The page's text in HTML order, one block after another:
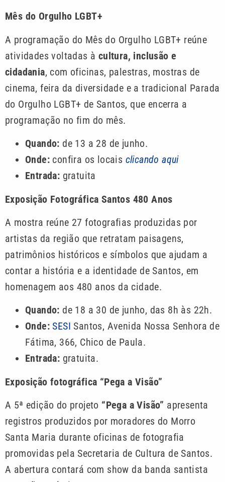
Mês do Orgulho LGBT+
A programação do Mês do Orgulho LGBT+ reúne
atividades voltadas à cultura, inclusão e
cidadania, com oficinas, palestras, mostras de
cinema, feira da diversidade e a tradicional Parada
do Orgulho LGBT+ de Santos, que encerra a
programação no fim do mês.
Quando: de 13 a 28 de junho.
Onde: confira os locais clicando aqui
Entrada: gratuita
Exposição Fotográfica Santos 480 Anos
A mostra reúne 27 fotografias produzidas por
artistas da região que retratam paisagens,
patrimônios históricos e símbolos que ajudam a
contar a história e a identidade de Santos, em
homenagem aos 480 anos da cidade.
Quando: de 18 a 30 de junho, das 8h às 22h.
Onde: SESI Santos, Avenida Nossa Senhora de
Fátima, 366, Chico de Paula.
Entrada: gratuita.
Exposição fotográfica “Pega a Visão”
A 5ª edição do projeto “Pega a Visão” apresenta
registros produzidos por moradores do Morro
Santa Maria durante oficinas de fotografia
promovidas pela Secretaria de Cultura de Santos.
A abertura contará com show da banda santista